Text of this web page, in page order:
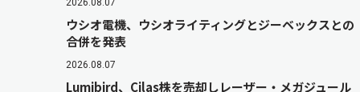
2026.08.07
ウシオ電機、ウシオライティングとジーベックスとの
合併を発表
2026.08.07
Lumibird、Cilas株を売却しレーザー・メガジュール